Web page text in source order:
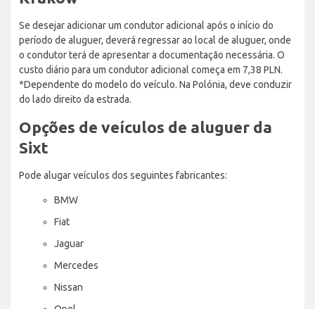
Se desejar adicionar um condutor adicional após o início do
período de aluguer, deverá regressar ao local de aluguer, onde
o condutor terá de apresentar a documentação necessária. O
custo diário para um condutor adicional começa em 7,38 PLN.
*Dependente do modelo do veículo. Na Polónia, deve conduzir
do lado direito da estrada.
Opções de veículos de aluguer da
Sixt
Pode alugar veículos dos seguintes fabricantes:
BMW
Fiat
Jaguar
Mercedes
Nissan